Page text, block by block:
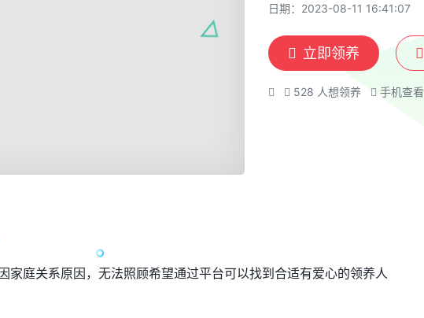
日期：2023-08-11 16:41:07
立即领养
528 人想领养 手机查看
庭关系原因，无法照顾希望通过平台可以找到合适有爱心的领养人